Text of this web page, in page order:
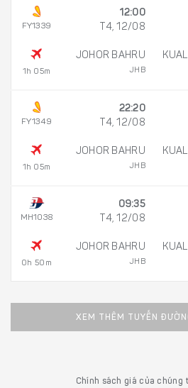
FY1339
1h 05m
12:00
T4, 12/08
JOHOR BAHRU
JHB
FY1349
1h 05m
22:20
T4, 12/08
JOHOR BAHRU
JHB
MH1038
0h 50m
09:35
T4, 12/08
JOHOR BAHRU
JHB
XEM THÊM TUYẾN
Chính sách giá của chúng